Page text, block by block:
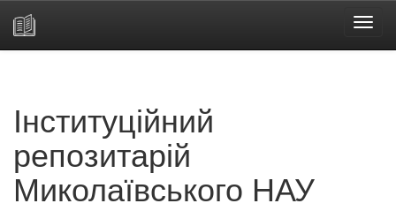
Інституційний
репозитарій
Миколаївського НАУ